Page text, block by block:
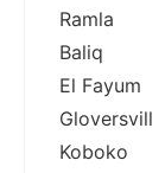
Ramla
Baliq
El Fayum
Gloversvill
Koboko